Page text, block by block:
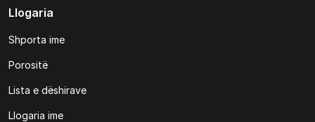
Llogaria
Shporta ime
Porositë
Lista e dëshirave
Llogaria ime